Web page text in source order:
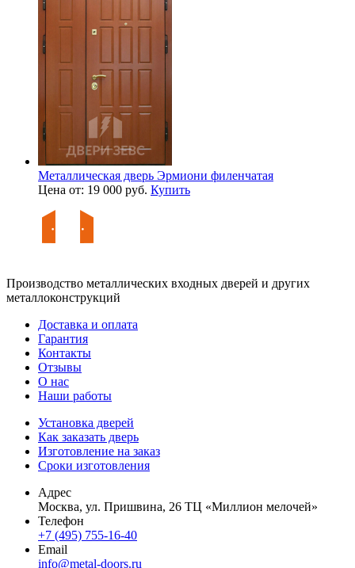
Металлическая дверь Эрмиони филенчатая
Цена от: 19 000 руб. Купить
Производство металлических входных дверей и других
металлоконструкций
Доставка и оплата
Гарантия
Контакты
Отзывы
О нас
Наши работы
Установка дверей
Как заказать дверь
Изготовление на заказ
Сроки изготовления
Адрес
Москва, ул. Пришвина, 26 ТЦ «Миллион мелочей»
Телефон
+7 (495) 755-16-40
Email
info@metal-doors.ru